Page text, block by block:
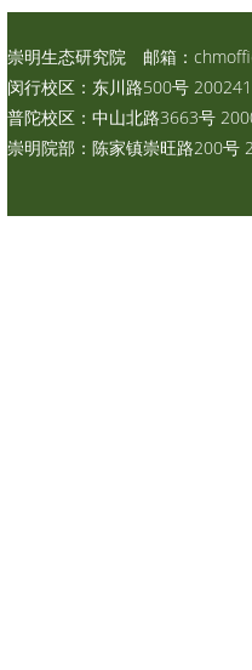
崇明生态研究院 邮箱：
闵行校区：东川路500号 200241
普陀校区：中山北路3663号
崇明院部：陈家镇崇旺路200号